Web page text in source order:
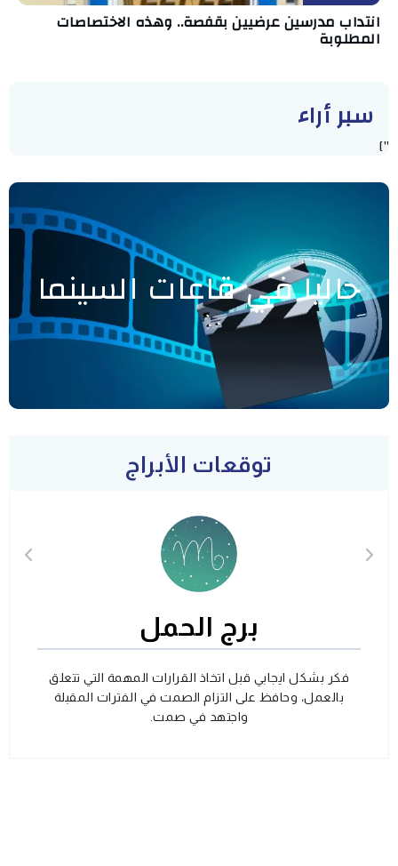
انتداب مدرسين عرضيين بقفصة.. وهذه الاختصاصات
المطلوبة
سبر أراء
"]
حاليا في قاعات السينما
توقعات الأبراج
برج الحمل
فكر بشكل ايجابي قبل اتخاذ القرارات المهمة التي تتعلق
بالعمل، وحافظ على التزام الصمت في الفترات المقبلة
واجتهد في صمت.